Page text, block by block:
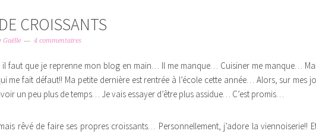
CROISSANTS
Gaëlle 4 commentaires
il faut que je reprenne mon blog en main… Il me manque… Cuisiner me manque…
me fait défaut!! Ma petite dernière est rentrée à l’école cette année… Alors, sur mes
un peu plus de temps… Je vais essayer d’être plus assidue… C’est promis…
rêvé de faire ses propres croissants… Personnellement, j’adore la viennoiserie!!